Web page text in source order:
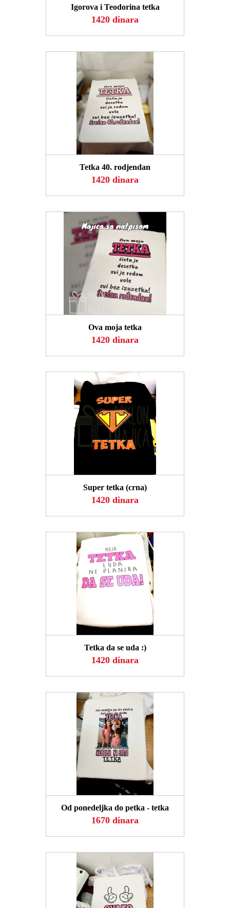
Igorova i Teodorina tetka
1420 dinara
POGLEDAJ
Tetka 40. rodjendan
1420 dinara
POGLEDAJ
Ova moja tetka
1420 dinara
Super tetka (crna)
1420 dinara
Tetka da se uda :)
1420 dinara
POGLEDAJ
Od ponedeljka do petka - tetka
1670 dinara